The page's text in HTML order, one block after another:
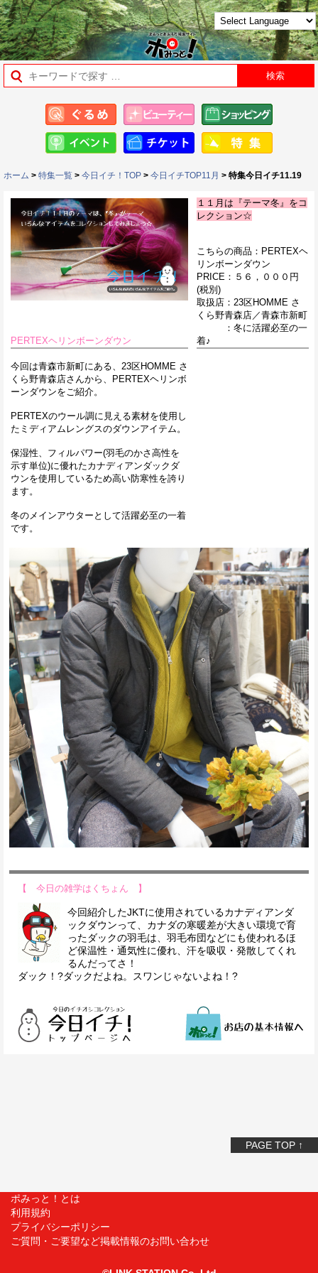
ホーム > 特集一覧 > 今日イチ！TOP > 今日イチTOP11月 > 特集今日イチ11.19
PERTEXヘリンボーンダウン
今回は青森市新町にある、23区HOMME さ
くら野青森店さんから、PERTEXヘリンボ
ーンダウンをご紹介。
PERTEXのウール調に見える素材を使用し
たミディアムレングスのダウンアイテム。
保湿性、フィルパワー(羽毛のかさ高性を
示す単位)に優れたカナディアンダックダ
ウンを使用しているため高い防寒性を誇り
ます。
冬のメインアウターとして活躍必至の一着
です。
１１月は『テーマ冬』をコ
レクション☆
こちらの商品：PERTEXヘ
リンボーンダウン
PRICE：５６，０００円
(税別)
取扱店：23区HOMME さ
くら野青森店／青森市新町
：冬に活躍必至の一
着♪
【 今日の雑学はくちょん 】
今回紹介したJKTに使用されているカナディアンダ
ックダウンって、カナダの寒暖差が大きい環境で育
ったダックの羽毛は、羽毛布団などにも使われるほ
ど保温性・通気性に優れ、汗を吸収・発散してくれ
るんだってさ！
ダック！?ダックだよね。スワンじゃないよね！?
PAGE TOP ↑
ポみっと！とは
利用規約
プライバシーポリシー
ご質問・ご要望など掲載情報のお問い合わせ